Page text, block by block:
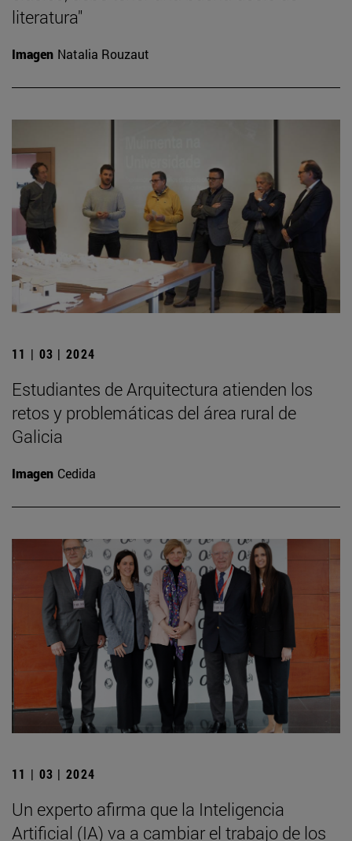
literatura"
Imagen Natalia Rouzaut
11 | 03 | 2024
Estudiantes de Arquitectura atienden los
retos y problemáticas del área rural de
Galicia
Imagen Cedida
11 | 03 | 2024
Un experto afirma que la Inteligencia
Artificial (IA) va a cambiar el trabajo de los